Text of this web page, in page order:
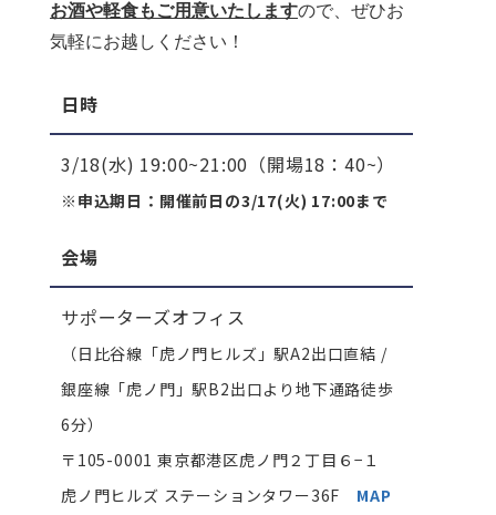
お酒や軽食もご用意いたしますので、ぜひお
気軽にお越しください！
日時
3/18(水) 19:00~21:00（開場18：40~）
※申込期日：開催前日の3/17(火) 17:00まで
会場
サポーターズオフィス
（日比谷線「虎ノ門ヒルズ」駅A2出口直結 /
銀座線「虎ノ門」駅B2出口より地下通路徒歩
6分）
〒105-0001 東京都港区虎ノ門２丁目６−１
虎ノ門ヒルズ ステーションタワー36F
MAP